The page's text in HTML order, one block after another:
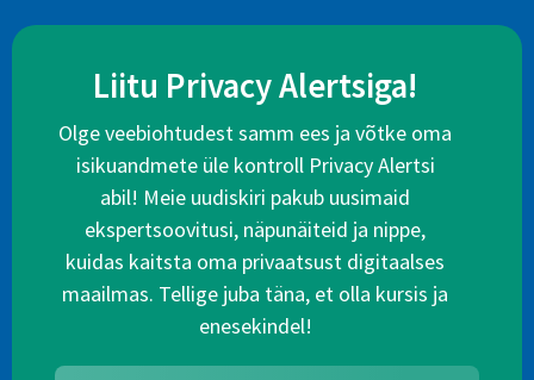
Liitu Privacy Alertsiga!
Olge veebiohtudest samm ees ja võtke oma
isikuandmete üle kontroll Privacy Alertsi
abil! Meie uudiskiri pakub uusimaid
ekspertsoovitusi, näpunäiteid ja nippe,
kuidas kaitsta oma privaatsust digitaalses
maailmas. Tellige juba täna, et olla kursis ja
enesekindel!